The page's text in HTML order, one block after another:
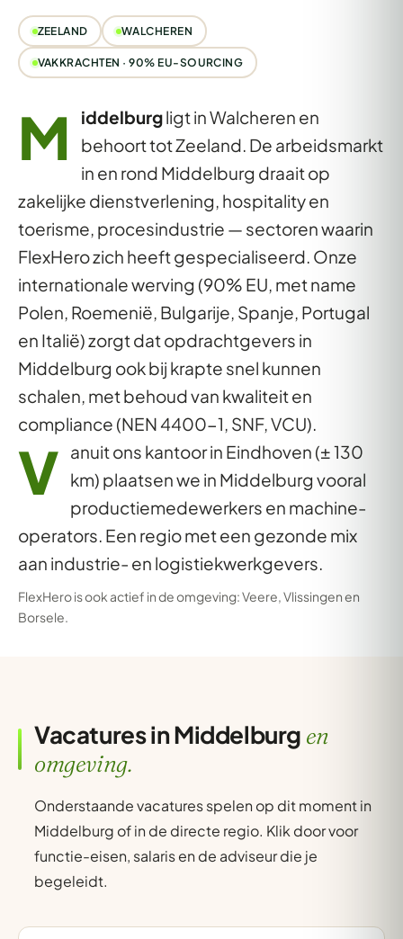
ZEELAND WALCHEREN
VAKKRACHTEN · 90% EU-SOURCING
M iddelburgligt in Walcheren en
behoort tot Zeeland. De arbeidsmarkt
in en rond Middelburg draait op
zakelijke dienstverlening, hospitality en
toerisme, procesindustrie — sectoren waarin
FlexHero zich heeft gespecialiseerd. Onze
internationale werving (90% EU, met name
Polen, Roemenië, Bulgarije, Spanje, Portugal
en Italië) zorgt dat opdrachtgevers in
Middelburg ook bij krapte snel kunnen
schalen, met behoud van kwaliteit en
compliance (NEN 4400-1, SNF, VCU).
V anuit ons kantoor in Eindhoven (± 130
km) plaatsen we in Middelburg vooral
productiemedewerkers en machine-
operators. Een regio met een gezonde mix
aan industrie- en logistiekwerkgevers.
FlexHero is ook actief in de omgeving:Veere,Vlissingenen
Borsele.
Vacatures in Middelburg en
omgeving.
Onderstaande vacatures spelen op dit moment in
Middelburg of in de directe regio. Klik door voor
functie-eisen, salaris en de adviseur die je
begeleidt.